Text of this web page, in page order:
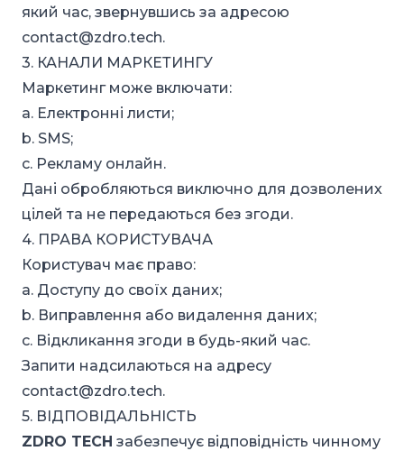
який час, звернувшись за адресою
contact@zdro.tech.
3. КАНАЛИ МАРКЕТИНГУ
Маркетинг може включати:
a. Електронні листи;
b. SMS;
c. Рекламу онлайн.
Дані обробляються виключно для дозволених
цілей та не передаються без згоди.
4. ПРАВА КОРИСТУВАЧА
Користувач має право:
a. Доступу до своїх даних;
b. Виправлення або видалення даних;
c. Відкликання згоди в будь-який час.
Запити надсилаються на адресу
contact@zdro.tech.
5. ВІДПОВІДАЛЬНІСТЬ
ZDRO TECH забезпечує відповідність чинному